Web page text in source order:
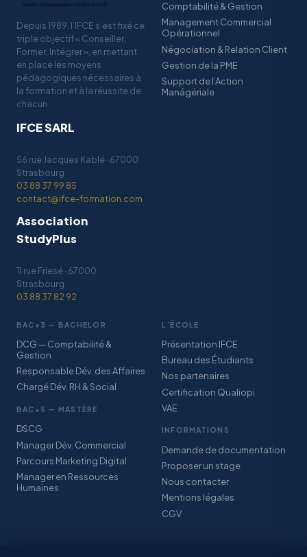
Depuis 1989, l’IFCE s’est fixé ce
triple objectif « Conseiller,
Former, Intégrer », en mettant
en place les moyens
pédagogiques nécessaires à
la formation et à la réussite de
chacun.
IFCE SARL
56 rue Jacques Kablé · 67000
Strasbourg
03 88 37 99 85
contact@ifce-formation.com
Association
StudyPlus
11 rue Friesé · 67000
Strasbourg
03 88 37 82 92
Comptabilité & Gestion
Management Commercial
Opérationnel
Négociation & Relation Client
Gestion de la PME
Support de l’Action
Manágériale
BAC+3 — BACHELOR
DCG — Comptabilité &
Gestion
Responsable Dév. des Affaires
Chargé Dév. RH & Social
BAC+5 — MASTÈRE
DSCG
Manager Dév. Commercial
Parcours Marketing Digital
Manager en Ressources
Humaines
L’ÉCOLE
Présentation IFCE
Bureau des Étudiants
Nos partenaires
Certification Qualiopi
VAE
INFORMATIONS
Demande de documentation
Proposer un stage
Nous contacter
Mentions légales
CGV